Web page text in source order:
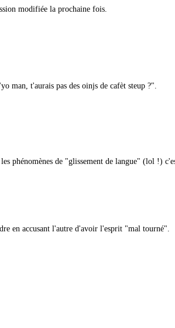
modifiée la prochaine fois.
man, t'aurais pas des oinjs de cafèt steup ?".
de "glissement de langue" (lol !)
en accusant l'autre d'avoir l'esprit "mal tourné".